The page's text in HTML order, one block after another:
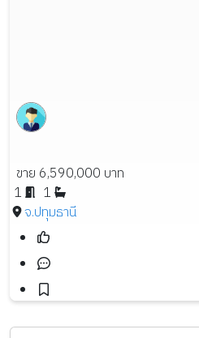
ขาย 6,590,000 บาท
1
1
จ.ปทุมธานี